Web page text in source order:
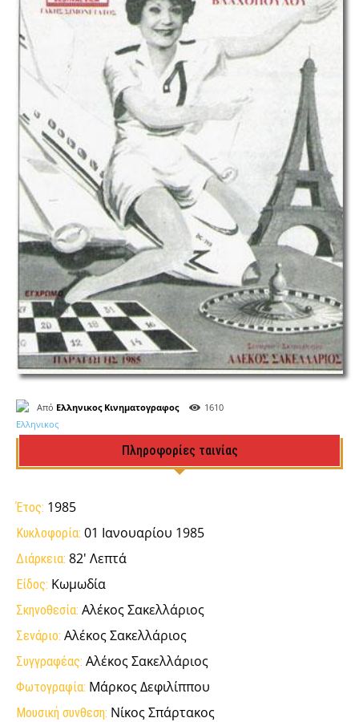
Από Ελληνικος Κινηματογραφος 1610
Πληροφορίες ταινίας
Έτος: 1985
Κυκλοφορία: 01 Ιανουαρίου 1985
Διάρκεια: 82' Λεπτά
Είδος: Κωμωδία
Σκηνοθεσία: Αλέκος Σακελλάριος
Σενάριο: Αλέκος Σακελλάριος
Συγγραφέας: Αλέκος Σακελλάριος
Φωτογραφία: Μάρκος Δεφιλίππου
Μουσική συνθεση: Νίκος Σπάρτακος